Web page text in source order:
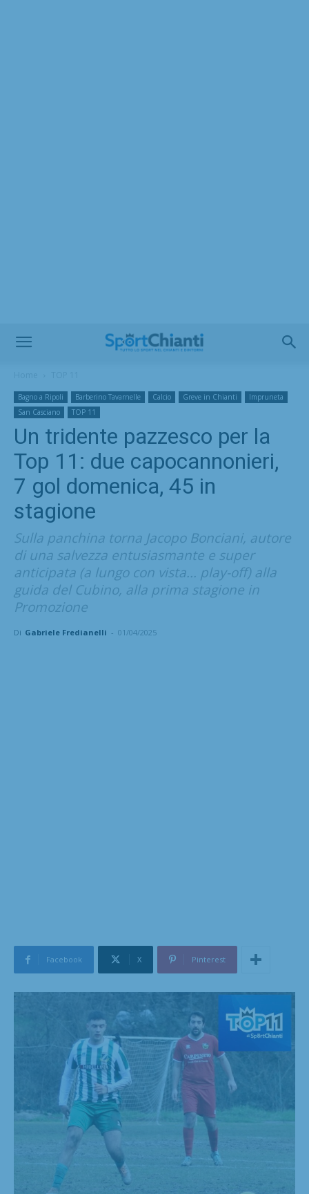
Bagno a Ripoli Barberino Tavarnelle Calcio Greve in Chianti
Impruneta
San Casciano
TOP 11
Un tridente pazzesco per la
Top 11: due capocannonieri,
7 gol domenica, 45 in
stagione
Sulla panchina torna Jacopo Bonciani, autore
di una salvezza entusiasmante e super
anticipata (a lungo con vista... play-off) alla
guida del Cubino, alla prima stagione in
Promozione
Di Gabriele Fredianelli - 01/04/2025
Facebook X Pinterest